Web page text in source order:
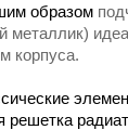
образом
металлик)
корпуса.
решетка